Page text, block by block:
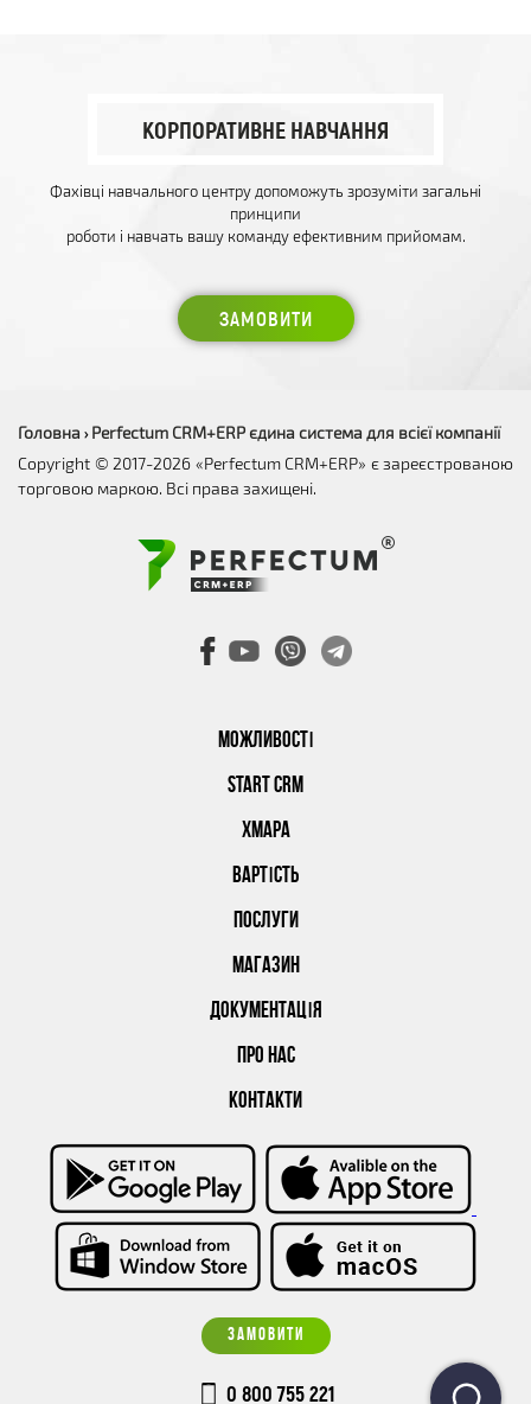
КОРПОРАТИВНЕ НАВЧАННЯ
Фахівці навчального центру допоможуть зрозуміти загальні
принципи
роботи і навчать вашу команду ефективним прийомам.
ЗАМОВИТИ
МОЖЛИВОСТІ
START CRM
ХМАРА
ВАРТІСТЬ
ПОСЛУГИ
МАГАЗИН
ДОКУМЕНТАЦІЯ
ПРО НАС
КОНТАКТИ
ЗАМОВИТИ
0 800 755 221
Головна › Perfectum CRM+ERP єдина система для всієї компанії
Copyright © 2017-2026 «Perfectum CRM+ERP» є зареєстрованою
торговою маркою. Всі права захищені.